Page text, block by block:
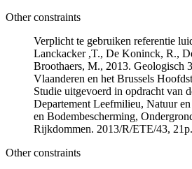
Other constraints
Verplicht te gebruiken referentie
Lanckacker ,T., De Koninck, R.,
Broothaers, M., 2013. Geologisch
Vlaanderen en het Brussels
Studie uitgevoerd in opdracht van
Departement Leefmilieu, Natuur
en Bodembescherming,
Rijkdommen. 2013/R/ETE/43,
Other constraints